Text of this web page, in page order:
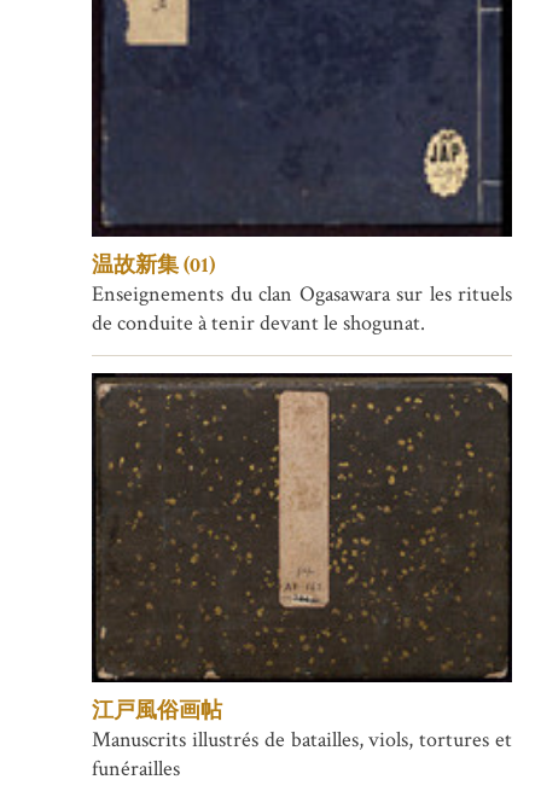
温故新集 (01)
Enseignements du clan Ogasawara sur les rituels
de conduite à tenir devant le shogunat.
江戸風俗画帖
Manuscrits illustrés de batailles, viols, tortures et
funérailles